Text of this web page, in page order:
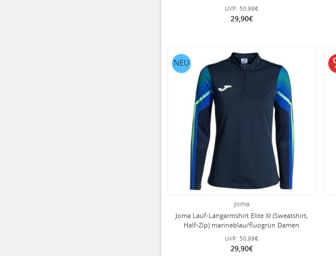
UVP: 50,99€
29,90€
Joma
Joma Lauf-Langarmshirt Elite XI (Sweatshirt,
Half-Zip) marineblau/fluogrün Damen
UVP: 50,99€
29,90€
NEU